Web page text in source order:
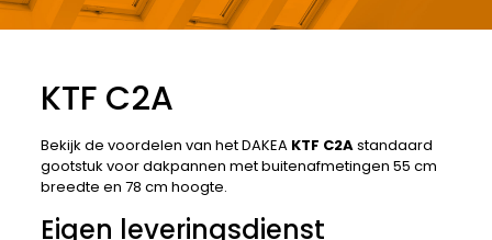
KTF C2A
Bekijk de voordelen van het DAKEA KTF C2Astandaard
gootstuk voor dakpannen met buitenafmetingen 55 cm
breedte en 78 cm hoogte.
Eigen leveringsdienst